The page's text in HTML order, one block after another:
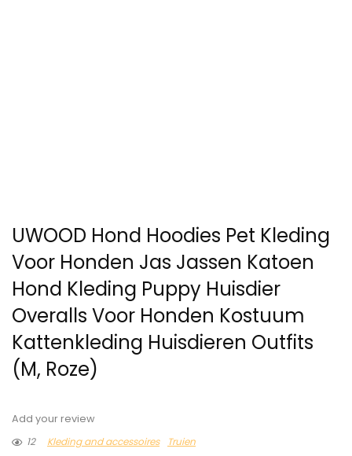
UWOOD Hond Hoodies Pet Kleding
Voor Honden Jas Jassen Katoen
Hond Kleding Puppy Huisdier
Overalls Voor Honden Kostuum
Kattenkleding Huisdieren Outfits
(M, Roze)
Add your review
12
Kleding and accessoires Truien